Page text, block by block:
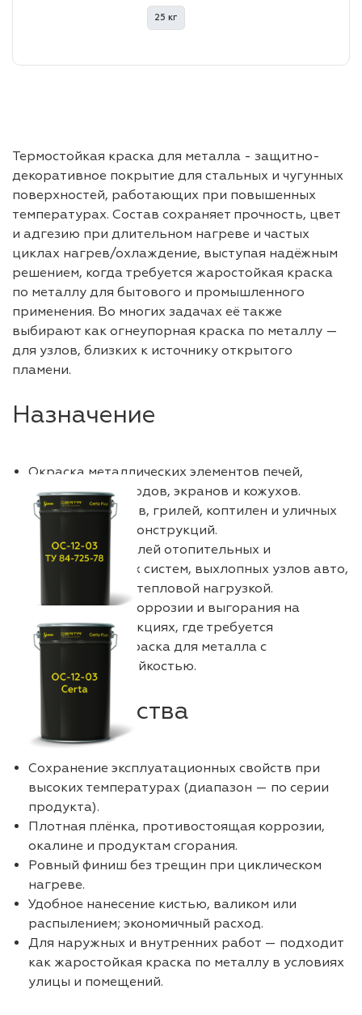
25 кг
Термостойкая краска для металла - защитно-
декоративное покрытие для стальных и чугунных
поверхностей, работающих при повышенных
температурах. Состав сохраняет прочность, цвет
и адгезию при длительном нагреве и частых
циклах нагрев/охлаждение, выступая надёжным
решением, когда требуется жаростойкая краска
по металлу для бытового и промышленного
применения. Во многих задачах её также
выбирают как огнеупорная краска по металлу —
для узлов, близких к источнику открытого
пламени.
Назначение
Окраска металлических элементов печей,
каминов, дымоходов, экранов и кожухов.
Защита мангалов, грилей, коптилен и уличных
металлических конструкций.
Обработка деталей отопительных и
вентиляционных систем, выхлопных узлов авто,
оборудования с тепловой нагрузкой.
Профилактика коррозии и выгорания на
металлоконструкциях, где требуется
термостойкая краска для металла с
повышенной стойкостью.
Преимущества
Сохранение эксплуатационных свойств при
высоких температурах (диапазон — по серии
продукта).
Плотная плёнка, противостоящая коррозии,
окалине и продуктам сгорания.
Ровный финиш без трещин при циклическом
нагреве.
Удобное нанесение кистью, валиком или
распылением; экономичный расход.
Для наружных и внутренних работ — подходит
как жаростойкая краска по металлу в условиях
улицы и помещений.